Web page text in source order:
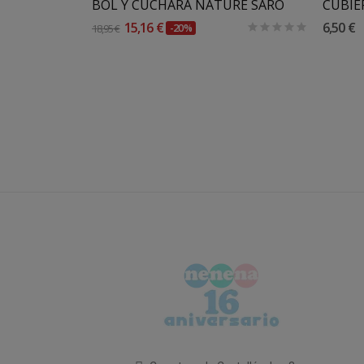
BOL Y CUCHARA NATURE SARO
18,95 € 15,16 € -20% 6,50 €